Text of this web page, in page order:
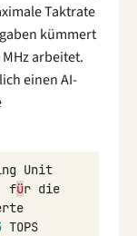
Taktrate
kümmert
arbeitet.
einen AI-
Unit
für die
TOPS